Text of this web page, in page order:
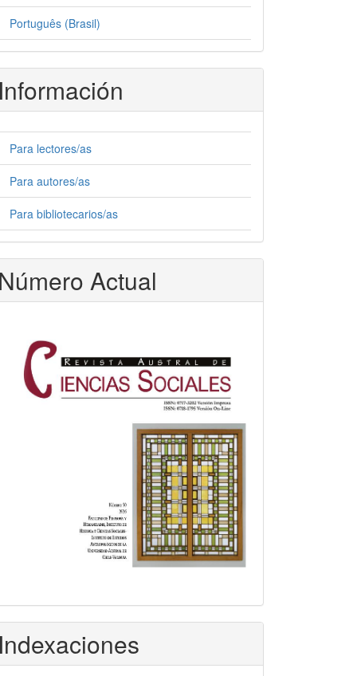
Português (Brasil)
Para lectores/as
Para autores/as
Para bibliotecarios/as
Actual